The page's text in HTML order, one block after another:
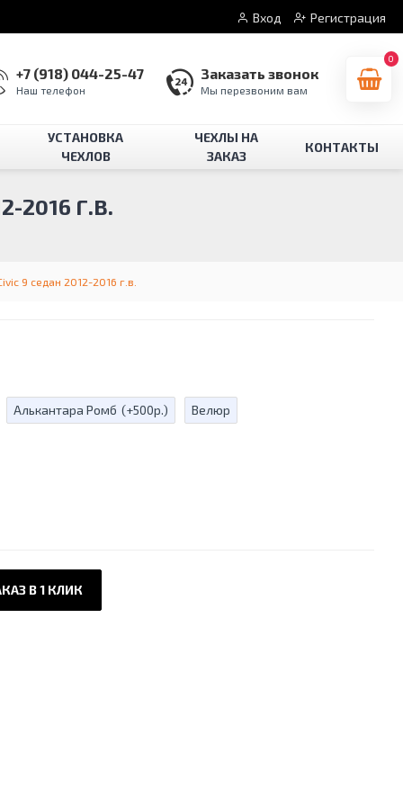
Вход Регистрация
+7 (918) 044-25-47
Наш телефон
Заказать звонок
Мы перезвоним вам
0
УСТАНОВКА
ЧЕХЛОВ
ЧЕХЛЫ НА
ЗАКАЗ
КОНТАКТЫ
9 седан 2012-2016 г.в.
2016 Г.В.
Алькантара Ромб (+500р.) Велюр
В 1 КЛИК